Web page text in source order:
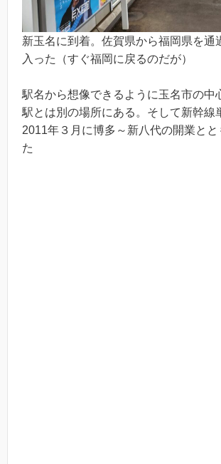
新玉名に到着。佐賀県から福岡県を通
入った（すぐ福岡に戻るのだが）
駅名から想像できるように玉名市の中
駅とは別の場所にある。そして新幹線
2011年３月に博多～新八代の開業と
た